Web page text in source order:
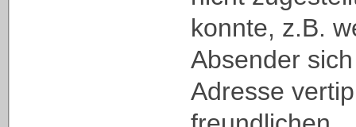
konnte, z.B.
Absender
Adresse